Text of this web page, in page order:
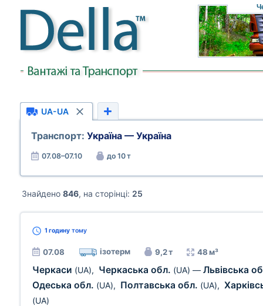
UA-UA
Транспорт: Україна — Україна
07.08–07.10 до 10 т
Знайдено 846, на сторінці: 25
1 годину тому
07.08 ізотерм 9,2 т 48 м³
Черкаси (UA), Черкаська обл. (UA) — Львівська
Одеська обл. (UA), Полтавська обл. (UA),
(UA)